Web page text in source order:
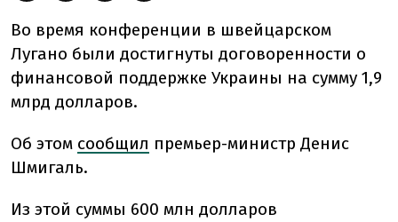
Во время конференции в швейцарском
Лугано были достигнуты договоренности о
финансовой поддержке Украины на сумму 1,9
млрд долларов.
Об этом сообщил премьер-министр Денис
Шмигаль.
Из этой суммы 600 млн долларов